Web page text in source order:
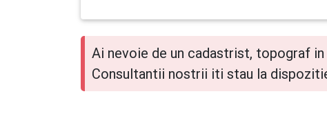
Ai nevoie de un cadastrist, topograf
Consultantii nostrii iti stau la